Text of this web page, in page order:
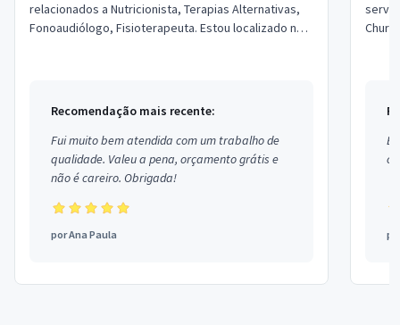
relacionados a Nutricionista, Terapias Alternativas,
Fonoaudiólogo, Fisioterapeuta. Estou localizado no
Recomendação mais recente:
Fui muito bem atendida com um trabalho de
qualidade. Valeu a pena, orçamento grátis e
não é careiro. Obrigada!
porAna Paula